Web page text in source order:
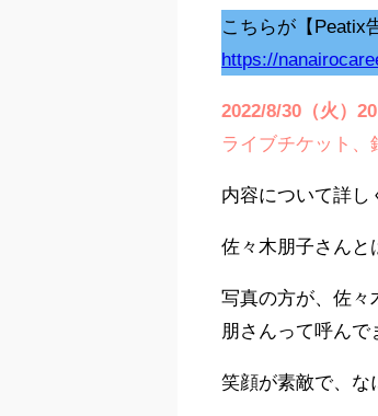
こちらが【Peatix
https://
2022/8/30（火）
ライブチケット
内容について詳し
佐々木朋子さんと
写真の方が、佐々
朋さんって呼んで
笑顔が素敵で、な